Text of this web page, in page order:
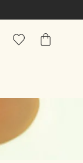
ウ
ュ
ト
シ
ン
グ